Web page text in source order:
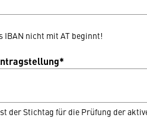
IBAN nicht mit AT beginnt!
der Stichtag für die Prüfung der